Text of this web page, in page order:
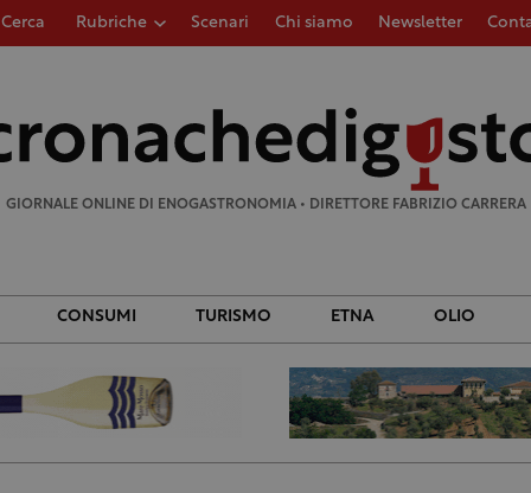
Cerca Rubriche Scenari Chi siamo Newsletter
GIORNALE ONLINE DI ENOGASTRONOMIA • DIRETTORE FABRIZIO CARRERA
CONSUMI TURISMO ETNA OLIO